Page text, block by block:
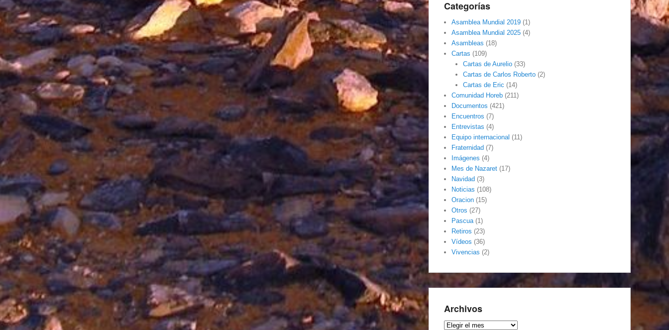
Categorías
Asamblea Mundial 2019 (1)
Asamblea Mundial 2025 (4)
Asambleas (18)
Cartas (109)
Cartas de Aurelio(33)
Cartas de Carlos Roberto(2)
Cartas de Eric (14)
Comunidad Horeb (211)
Documentos (421)
Encuentros (7)
Entrevistas (4)
Equipo internacional (11)
Fraternidad (7)
Imágenes (4)
Mes de Nazaret (17)
Navidad (3)
Noticias (108)
Oracion (15)
Otros (27)
Pascua(1)
Retiros (23)
Vídeos (36)
Vivencias (2)
Archivos
Archivos